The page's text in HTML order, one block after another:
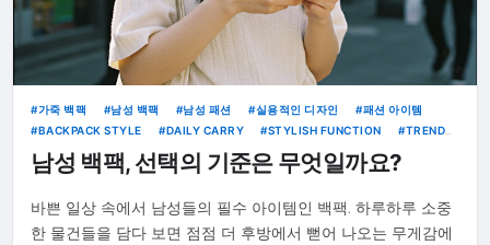
가죽 백팩 남성 백팩 남성 패션 실용적인 디자인
패션 아이템
BACKPACK STYLE
DAILY CARRY STYLISH FUNCTION
TRENDY
ACCESSORIES
남성 백팩, 선택의 기준은 무엇일까요?
바쁜 일상 속에서 남성들의 필수 아이템인 백팩. 하루하루 소중
한 물건들을 담다 보면 점점 더 후방에서 뻗어 나오는 무게감에